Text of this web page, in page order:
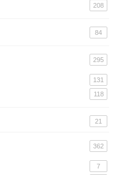
208
84
295
131
118
21
362
7